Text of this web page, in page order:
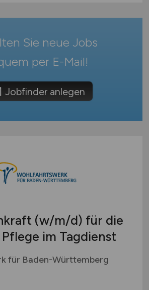
Sie neue Jobs
per E-Mail!
Jobfinder anlegen
(w/m/d) für die
im Tagdienst
für Baden-Württemberg